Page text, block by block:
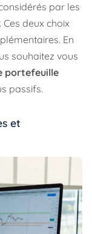
par les
Ces deux choix
En
souhaitez vous
portefeuille
passifs.
et